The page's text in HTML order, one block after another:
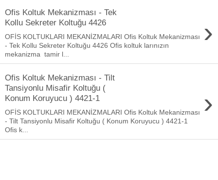
Ofis Koltuk Mekanizması - Tek
Kollu Sekreter Koltuğu 4426
›
OFİS KOLTUKLARI MEKANİZMALARI Ofis Koltuk Mekanizması
- Tek Kollu Sekreter Koltuğu 4426 Ofis koltuk larınızın
mekanizma tamir l...
Ofis Koltuk Mekanizması - Tilt
Tansiyonlu Misafir Koltuğu (
Konum Koruyucu ) 4421-1
›
OFİS KOLTUKLARI MEKANİZMALARI Ofis Koltuk Mekanizması
- Tilt Tansiyonlu Misafir Koltuğu ( Konum Koruyucu ) 4421-1
Ofis k...